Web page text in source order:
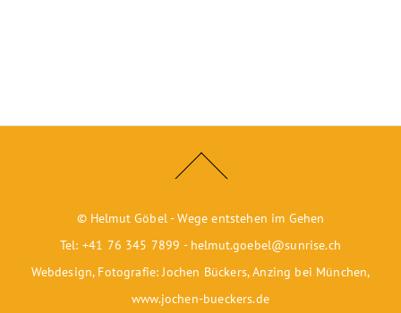
© Helmut Göbel - Wege entstehen im Gehen
Tel: +41 76 345 7899 - helmut.goebel@sunrise.ch
Webdesign, Fotografie: Jochen Bückers, Anzing bei München,
www.jochen-bueckers.de